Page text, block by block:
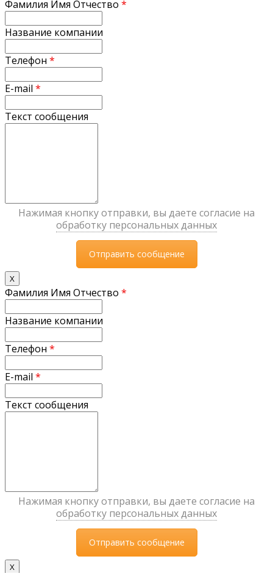
Фамилия Имя Отчество *
Название компании
Телефон *
E-mail *
Текст сообщения
Нажимая кнопку отправки, вы даете согласие на
обработку персональных данных
X
Фамилия Имя Отчество *
Название компании
Телефон *
E-mail *
Текст сообщения
Нажимая кнопку отправки, вы даете согласие на
обработку персональных данных
X